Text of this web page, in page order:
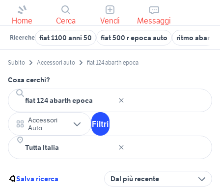
Home Cerca Vendi Messaggi
Ricerche fiat 1100 anni 50 fiat 500 r epoca auto ritmo abarth
Subito Accessori auto fiat 124 abarth epoca
Cosa cerchi?
Accessori
Auto
Filtri
Salva ricerca Dal più recente